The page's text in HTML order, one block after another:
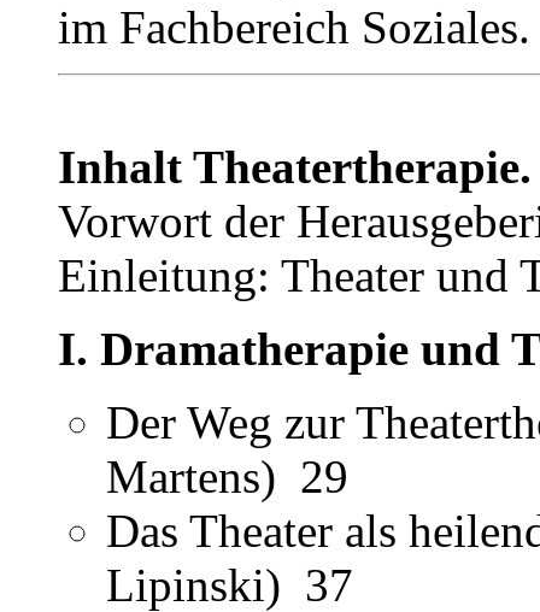
im Fachbereich Soziales.
Inhalt
Vorwort der
Einleitung: Theater und
I. Dramatherapie und
Der Weg zur
Martens) 29
Das Theater als
Lipinski) 37